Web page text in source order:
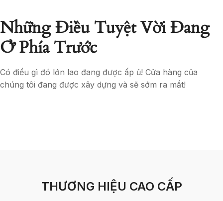
Những Điều Tuyệt Vời Đang
Ở Phía Trước
Có điều gì đó lớn lao đang được ấp ủ! Cửa hàng của
chúng tôi đang được xây dựng và sẽ sớm ra mắt!
THƯƠNG HIỆU CAO CẤP